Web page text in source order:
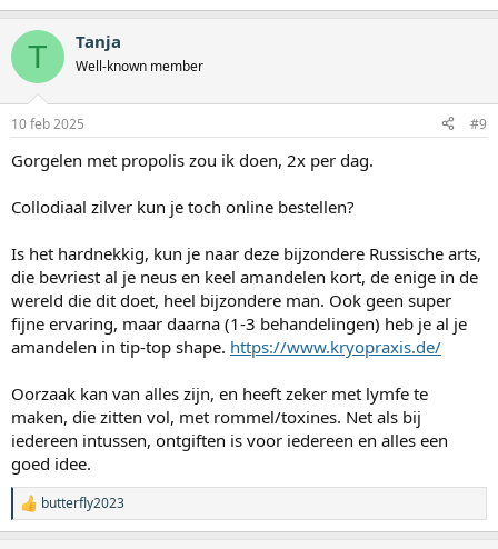
T Tanja
Well-known member
10 feb 2025 #9
Gorgelen met propolis zou ik doen, 2x per dag.
Collodiaal zilver kun je toch online bestellen?
Is het hardnekkig, kun je naar deze bijzondere Russische arts,
die bevriest al je neus en keel amandelen kort, de enige in de
wereld die dit doet, heel bijzondere man. Ook geen super
fijne ervaring, maar daarna (1-3 behandelingen) heb je al je
amandelen in tip-top shape. https://www.kryopraxis.de/
Oorzaak kan van alles zijn, en heeft zeker met lymfe te
maken, die zitten vol, met rommel/toxines. Net als bij
iedereen intussen, ontgiften is voor iedereen en alles een
goed idee.
W
a
butterfly2023